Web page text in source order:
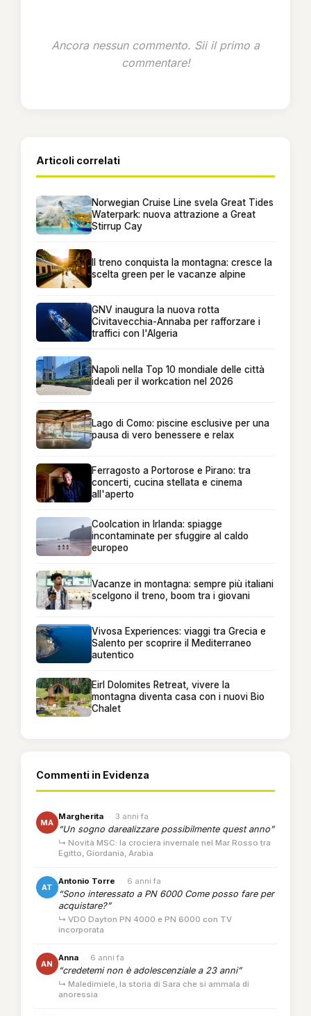
Ancora nessun commento. Sii il primo a
commentare!
Articoli correlati
Norwegian Cruise Line svela Great Tides
Waterpark: nuova attrazione a Great
Stirrup Cay
Il treno conquista la montagna: cresce la
scelta green per le vacanze alpine
GNV inaugura la nuova rotta
Civitavecchia-Annaba per rafforzare i
traffici con l'Algeria
Napoli nella Top 10 mondiale delle città
ideali per il workcation nel 2026
Lago di Como: piscine esclusive per una
pausa di vero benessere e relax
Ferragosto a Portorose e Pirano: tra
concerti, cucina stellata e cinema
all'aperto
Coolcation in Irlanda: spiagge
incontaminate per sfuggire al caldo
europeo
Vacanze in montagna: sempre più italiani
scelgono il treno, boom tra i giovani
Vivosa Experiences: viaggi tra Grecia e
Salento per scoprire il Mediterraneo
autentico
Eirl Dolomites Retreat, vivere la
montagna diventa casa con i nuovi Bio
Chalet
Commenti in Evidenza
MA
Margherita · 3 anni fa
“Un sogno darealizzare possibilmente quest anno”
↳ Novità MSC: la crociera invernale nel Mar Rosso tra
Egitto, Giordania, Arabia
AT
Antonio Torre · 6 anni fa
“Sono interessato a PN 6000 Come posso fare per
acquistare?”
↳ VDO Dayton PN 4000 e PN 6000 con TV
incorporata
AN
Anna · 6 anni fa
“credetemi non è adolescenziale a 23 anni”
↳ Maledimiele, la storia di Sara che si ammala di
anoressia